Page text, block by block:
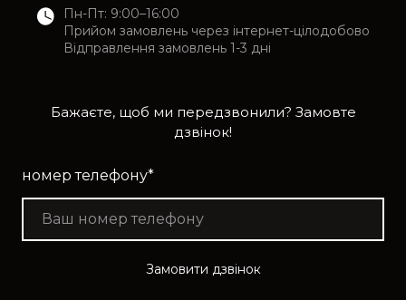
Пн-Пт: 9:00–16:00
Прийом замовлень через інтернет-цілодобово
Відправлення замовлень 1-3 дні
Бажаєте, щоб ми передзвонили? Замовте
дзвінок!
номер телефону*
Замовити дзвінок